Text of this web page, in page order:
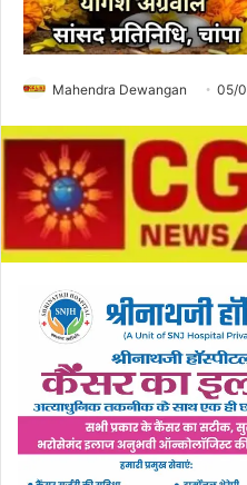
Mahendra Dewangan 05/